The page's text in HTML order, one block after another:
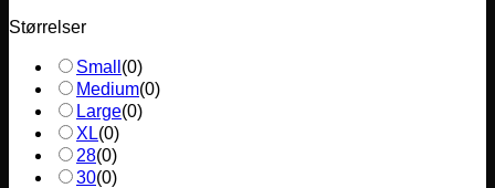
Størrelser
Small (0)
Medium(0)
Large(0)
XL(0)
28(0)
30(0)